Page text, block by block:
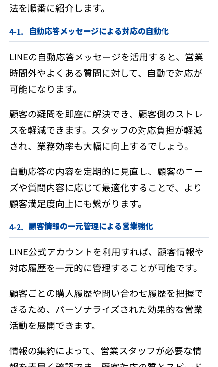
法を順番に紹介します。
自動応答メッセージによる対応の自動化
LINEの自動応答メッセージを活用すると、営業
時間外やよくある質問に対して、自動で対応が
可能になります。
顧客の疑問を即座に解決でき、顧客側のストレ
スを軽減できます。スタッフの対応負担が軽減
され、業務効率も大幅に向上するでしょう。
自動応答の内容を定期的に見直し、顧客のニー
ズや質問内容に応じて最適化することで、より
顧客満足度向上にも繋がります。
顧客情報の一元管理による営業強化
LINE公式アカウントを利用すれば、顧客情報や
対応履歴を一元的に管理することが可能です。
顧客ごとの購入履歴や問い合わせ履歴を把握で
きるため、パーソナライズされた効果的な営業
活動を展開できます。
情報の集約によって、営業スタッフが必要な情